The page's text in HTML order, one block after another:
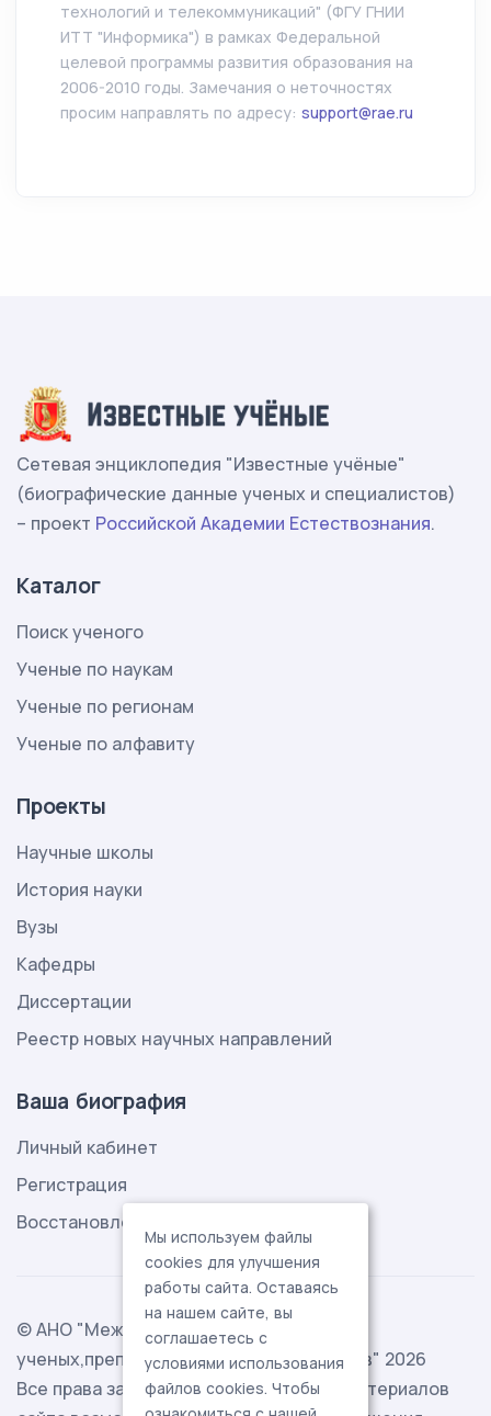
технологий и телекоммуникаций" (ФГУ ГНИИ
ИТТ "Информика") в рамках Федеральной
целевой программы развития образования на
2006-2010 годы. Замечания о неточностях
просим направлять по адресу: support@rae.ru
Сетевая энциклопедия "Известные учёные"
(биографические данные ученых и специалистов)
– проект Российской Академии Естествознания.
Каталог
Поиск ученого
Ученые по наукам
Ученые по регионам
Ученые по алфавиту
Проекты
Научные школы
История науки
Вузы
Кафедры
Диссертации
Реестр новых научных направлений
Ваша биография
Личный кабинет
Регистрация
Восстановление пароля
© АНО "Международная ассоциация
ученых,преподавателей и специалистов" 2026
Все права защищены. Использование материалов
Мы используем файлы
cookies для улучшения
работы сайта. Оставаясь
на нашем сайте, вы
соглашаетесь с
условиями использования
файлов cookies. Чтобы